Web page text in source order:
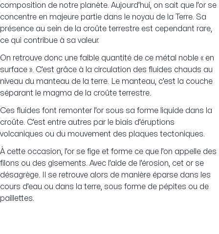
composition de notre planète. Aujourd’hui, on sait que l’or se
concentre en majeure partie dans le noyau de la Terre. Sa
présence au sein de la croûte terrestre est cependant rare,
ce qui contribue à sa valeur.
On retrouve donc une faible quantité de ce métal noble « en
surface ». C’est grâce à la circulation des fluides chauds au
niveau du manteau de la terre. Le manteau, c’est la couche
séparant le magma de la croûte terrestre.
Ces fluides font remonter l’or sous sa forme liquide dans la
croûte. C’est entre autres par le biais d’éruptions
volcaniques ou du mouvement des plaques tectoniques.
À cette occasion, l’or se fige et forme ce que l’on appelle des
filons ou des gisements. Avec l’aide de l’érosion, cet or se
désagrège. Il se retrouve alors de manière éparse dans les
cours d’eau ou dans la terre, sous forme de pépites ou de
paillettes.